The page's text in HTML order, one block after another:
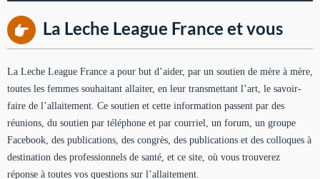
La Leche League France et vous
La Leche League France a pour but d’aider, par un soutien de mère à mère,
toutes les femmes souhaitant allaiter, en leur transmettant l’art, le savoir-
faire de l’allaitement. Ce soutien et cette information passent par des
réunions, du soutien par téléphone et par courriel, un forum, un groupe
Facebook, des publications, des congrès, des publications et des colloques à
destination des professionnels de santé, et ce site, où vous trouverez
réponse à toutes vos questions sur l’allaitement.